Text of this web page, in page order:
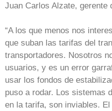
Juan Carlos Alzate, gerente
“A los que menos nos
que suban las tarifas del
transportadores. Nosotros
usuarios, y es un error
usar los fondos de
puso a rodar. Los sistemas
en la tarifa, son inviables.